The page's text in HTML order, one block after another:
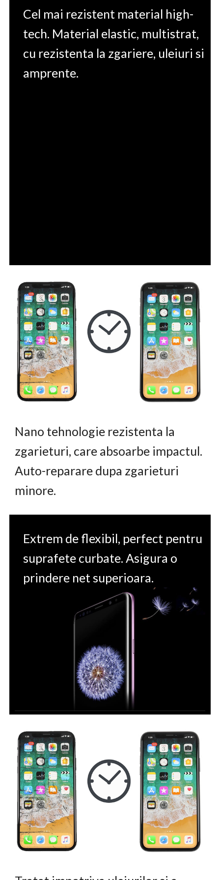
Cel mai rezistent material high-
tech. Material elastic, multistrat,
cu rezistenta la zgariere, uleiuri si
amprente.
Nano tehnologie rezistenta la
zgarieturi, care absoarbe impactul.
Auto-reparare dupa zgarieturi
minore.
Extrem de flexibil, perfect pentru
suprafete curbate. Asigura o
prindere net superioara.